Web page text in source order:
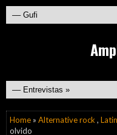
Home » Alternative rock ,
olvido